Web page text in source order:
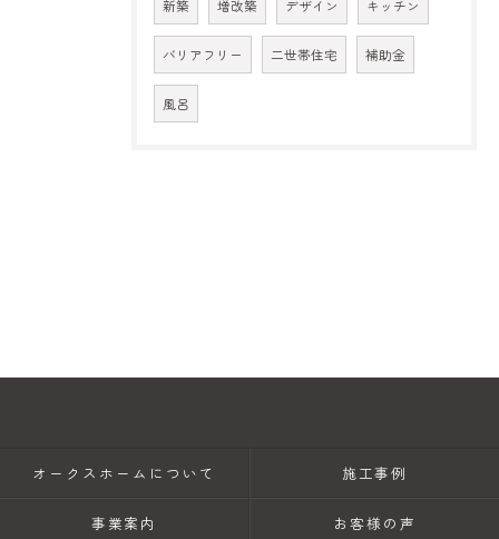
新築 増改築 デザイン キッチン
バリアフリー 二世帯住宅 補助金
風呂
オークスホームについて 施工事例
事業案内 お客様の声